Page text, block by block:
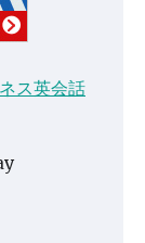
ス英会話